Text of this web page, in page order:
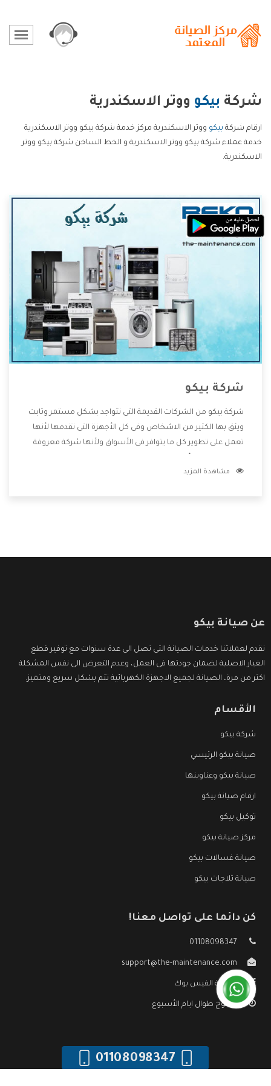
شركة بيكو ووتر الاسكندرية
ارقام شركة بيكو ووتر الاسكندرية مركز خدمة شركة بيكو ووتر الاسكندرية
خدمة عملاء شركة بيكو ووتر الاسكندرية و الخط الساخن شركة بيكو ووتر
الاسكندرية.
شركة بيكو
شركة بيكو من الشركات القديمة التى تتواجد بشكل مستمر وثابت
ويثق بها الكثير من الاشخاص وفى كل الأجهزة التى تقدمها لأنها
تعمل على تطوير كل ما يتوافر فى الأسواق ولأنها شركة معروفة
للعملاء أقوى العروض والخصومات التى تسهل على المستهلك
مشاهدة المزيد
عن صيانة بيكو
نقدم لعملائنا خدمات الصيانة التى تصل الى عدة سنوات مع توفير قطع
الغيار الاصلية لضمان جودتها فى العمل، وعدم التعرض الى نفس المشكلة
اكثر من مرة، الصيانة لجميع الاجهزة الكهربائية تتم بشكل سريع ومتميز.
الأقسام
شركة بيكو
صيانة بيكو الرئيسي
صيانة بيكو وعناوينها
ارقام صيانة بيكو
توكيل بيكو
مركز صيانة بيكو
صيانة غسالات بيكو
صيانة ثلاجات بيكو
كن دائما على تواصل معنا!
01108098347
support@the-maintenance.com
صفحة الفيس بوك
مفتوح طوال ايام الأسبوع
01108098347